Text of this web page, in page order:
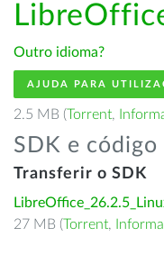
Outro idioma?
AJUDA PARA
2.5 MB (Torrent,
SDK e
Transferir o SDK
27 MB (Torrent,